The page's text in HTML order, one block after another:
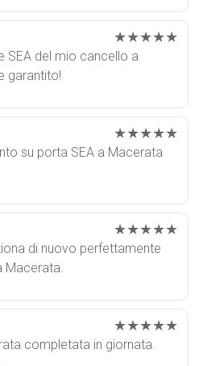
★★★★★
SEA del mio cancello a
garantito!
★★★★★
su porta SEA a Macerata
★★★★★
di nuovo perfettamente
Macerata.
★★★★★
completata in giornata.